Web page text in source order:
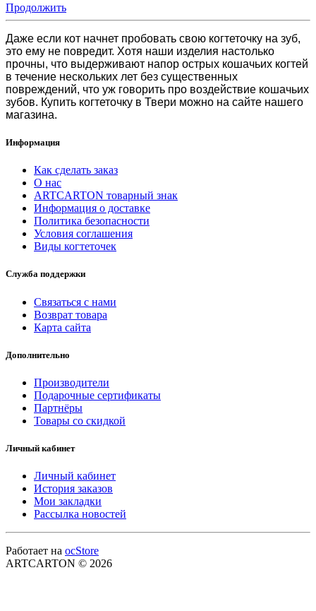
Продолжить
Даже если кот начнет пробовать свою когтеточку на зуб,
это ему не повредит. Хотя наши изделия настолько
прочны, что выдерживают напор острых кошачьих когтей
в течение нескольких лет без существенных
повреждений, что уж говорить про воздействие кошачьих
зубов. Купить когтеточку в Твери можно на сайте нашего
магазина.
Информация
Как сделать заказ
О нас
ARTCARTON товарный знак
Информация о доставке
Политика безопасности
Условия соглашения
Виды когтеточек
Служба поддержки
Связаться с нами
Возврат товара
Карта сайта
Дополнительно
Производители
Подарочные сертификаты
Партнёры
Товары со скидкой
Личный кабинет
Личный кабинет
История заказов
Мои закладки
Рассылка новостей
Работает на ocStore
ARTCARTON © 2026